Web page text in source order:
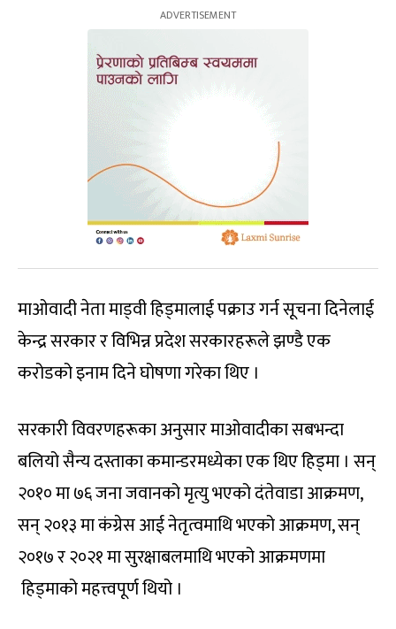
माओवादी नेता माड्वी हिड्मालाई पक्राउ गर्न सूचना दिनेलाई
केन्द्र सरकार र विभिन्न प्रदेश सरकारहरूले झण्डै एक
करोडको इनाम दिने घोषणा गरेका थिए ।
सरकारी विवरणहरूका अनुसार माओवादीका सबभन्दा
बलियो सैन्य दस्ताका कमान्डरमध्येका एक थिए हिड्मा । सन्
२०१० मा ७६ जना जवानको मृत्यु भएको दंतेवाडा आक्रमण,
सन् २०१३ मा कंग्रेस आई नेतृत्वमाथि भएको आक्रमण, सन्
२०१७ र २०२१ मा सुरक्षाबलमाथि भएको आक्रमणमा
हिड्माको महत्त्वपूर्ण थियो ।